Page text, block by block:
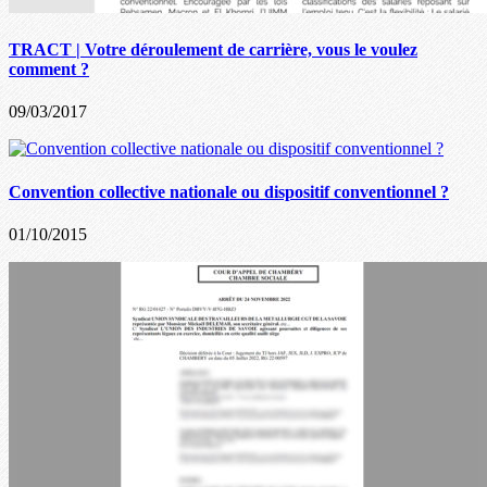
TRACT | Votre déroulement de carrière, vous le voulez
comment ?
09/03/2017
Convention collective nationale ou dispositif conventionnel ?
01/10/2015